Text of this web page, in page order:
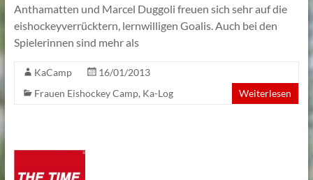
Anthamatten und Marcel Duggoli freuen sich sehr auf die
eishockeyverrücktern, lernwilligen Goalis. Auch bei den
Spielerinnen sind mehr als
KaCamp
16/01/2013
Frauen Eishockey Camp, Ka-Log Weiterlesen